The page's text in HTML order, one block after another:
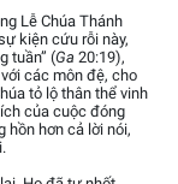
Lễ Chúa Thánh
kiện cứu rỗi này,
tuần” (Ga 20:19),
các môn đệ, cho
tỏ lộ thân thể vinh
của cuộc đóng
hồn hơn cả lời nói,